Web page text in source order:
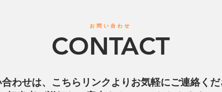
CONTACT
お問い合わせ
わせは、こちらリンクよりお気軽にご連絡く